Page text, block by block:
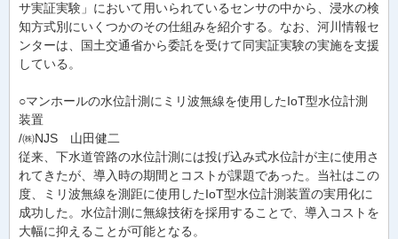
サ実証実験」において用いられているセンサの中から、浸水の検
知方式別にいくつかのその仕組みを紹介する。なお、河川情報セ
ンターは、国土交通省から委託を受けて同実証実験の実施を支援
している。
○マンホールの水位計測にミリ波無線を使用したIoT型水位計測
装置
/㈱NJS 山田健二
従来、下水道管路の水位計測には投げ込み式水位計が主に使用さ
れてきたが、導入時の期間とコストが課題であった。当社はこの
度、ミリ波無線を測距に使用したIoT型水位計測装置の実用化に
成功した。水位計測に無線技術を採用することで、導入コストを
大幅に抑えることが可能となる。